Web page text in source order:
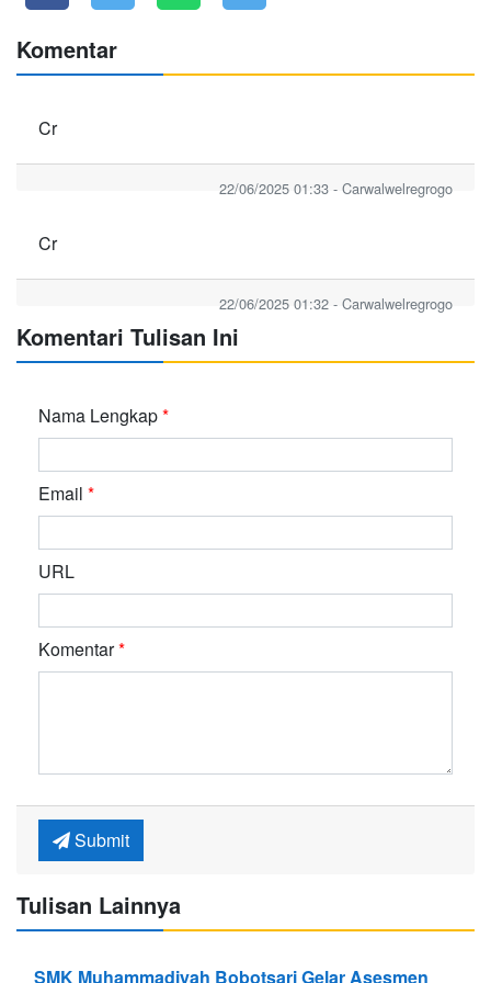
Komentar
Cr
22/06/2025 01:33 - Carwalwelregrogo
Cr
22/06/2025 01:32 - Carwalwelregrogo
Komentari Tulisan Ini
Nama Lengkap*
Email *
URL
Komentar*
Submit
Tulisan Lainnya
SMK Muhammadiyah Bobotsari Gelar Asesmen